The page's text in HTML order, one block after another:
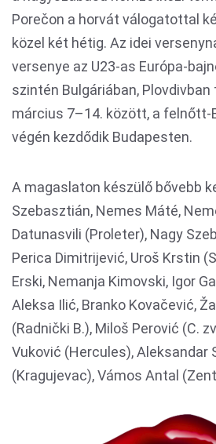
Porečon a horvát válogatottal
közel két hétig. Az idei
versenye az U23-as Európa-
szintén Bulgáriában,
március 7–14. között, a felnőtt-
végén kezdődik Budapesten.
A magaslaton készülő bővebb
Szebasztián, Nemes Máté,
Datunasvili (Proleter), Nagy
Perica Dimitrijević, Uroš Krstin
Erski, Nemanja Kimovski, Igor
Aleksa Ilić, Branko Kovačević,
(Radnički B.), Miloš Perović (C.
Vuković (Hercules), Aleksandar
(Kragujevac), Vámos Antal